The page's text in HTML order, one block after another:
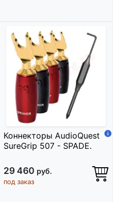
Коннекторы AudioQuest
SureGrip 507 - SPADE.
29 460 руб.
под заказ